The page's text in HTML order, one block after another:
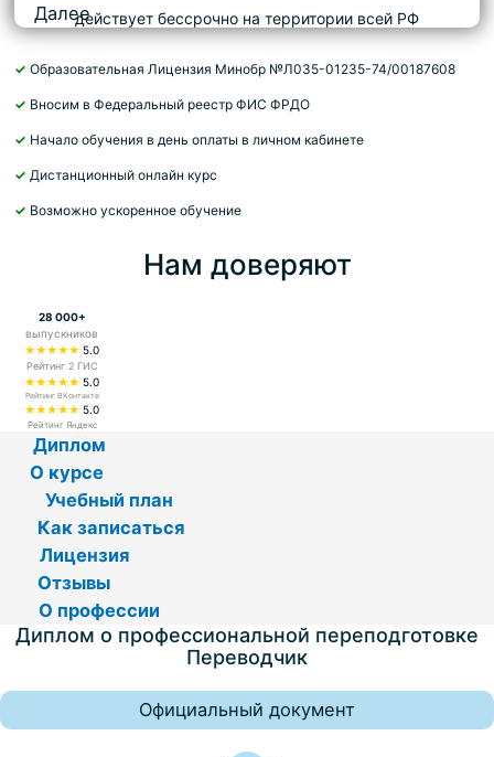
Далеедействует бессрочно на территории всей РФ
✓ Образовательная Лицензия Минобр №Л035-01235-74/00187608
✓ Вносим в Федеральный реестр ФИС ФРДО
✓ Начало обучения в день оплаты в личном кабинете
✓ Дистанционный онлайн курс
✓ Возможно ускоренное обучение
Нам доверяют
28 000+
выпускников
★★★★★ 5.0
Рейтинг 2 ГИС
★★★★★ 5.0
Рейтинг ВКонтакте
★★★★★ 5.0
Рейтинг Яндекс
Диплом
О курсе
Учебный план
Как записаться
Лицензия
Отзывы
О профессии
Диплом о профессиональной переподготовке
Переводчик
Официальный документ